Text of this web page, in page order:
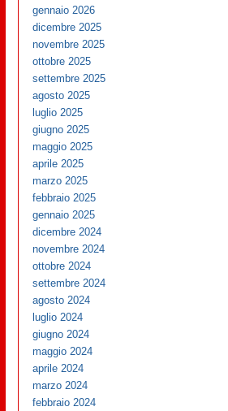
gennaio 2026
dicembre 2025
novembre 2025
ottobre 2025
settembre 2025
agosto 2025
luglio 2025
giugno 2025
maggio 2025
aprile 2025
marzo 2025
febbraio 2025
gennaio 2025
dicembre 2024
novembre 2024
ottobre 2024
settembre 2024
agosto 2024
luglio 2024
giugno 2024
maggio 2024
aprile 2024
marzo 2024
febbraio 2024